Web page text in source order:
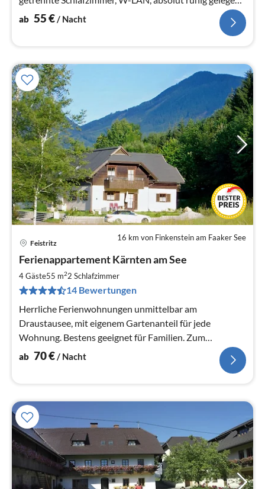
sehr schöner Garten.
ab 55€/ Nacht
16 km von Finkenstein am Faaker See
Feistritz
Ferienappartement Kärnten am See
4 Gäste55 m22 Schlafzimmer
14 Bewertungen
Herrliche Ferienwohnungen unmittelbar am
Draustausee, mit eigenem Gartenanteil für jede
Wohnung. Bestens geeignet für Familien. Zum
Schwimmteich nur ca. 150 m ebenso zum Minigolf
ab 70€/ Nacht